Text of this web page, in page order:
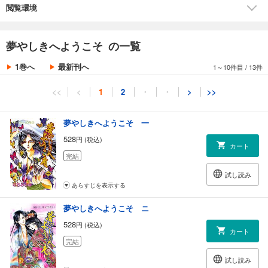
閲覧環境
夢やしきへようこそ の一覧
1巻へ 最新刊へ 1～10件目 / 13件
<< < 1 2 ・ ・ > >>
夢やしきへようこそ 一
528円 (税込)
完結
カート
試し読み
あらすじを表示する
夢やしきへようこそ ニ
528円 (税込)
完結
カート
試し読み